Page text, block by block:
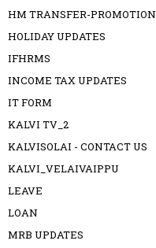
HM TRANSFER-PROMOTION
HOLIDAY UPDATES
IFHRMS
INCOME TAX UPDATES
IT FORM
KALVI TV_2
KALVISOLAI - CONTACT US
KALVI_VELAIVAIPPU
LEAVE
LOAN
MRB UPDATES